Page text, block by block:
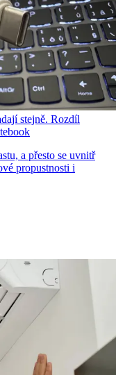
stejně. Rozdíl
a přesto se uvnitř
propustnosti i